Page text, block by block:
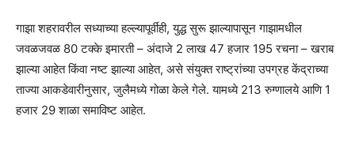
गाझा शहरावरील सध्याच्या हल्ल्यापूर्वीही, युद्ध सुरू झाल्यापासून गाझामधील
जवळजवळ 80 टक्के इमारती – अंदाजे 2 लाख 47 हजार 195 रचना – खराब
झाल्या आहेत किंवा नष्ट झाल्या आहेत, असे संयुक्त राष्ट्रांच्या उपग्रह केंद्राच्या
ताज्या आकडेवारीनुसार, जुलैमध्ये गोळा केले गेले. यामध्ये 213 रुग्णालये आणि 1
हजार 29 शाळा समाविष्ट आहेत.